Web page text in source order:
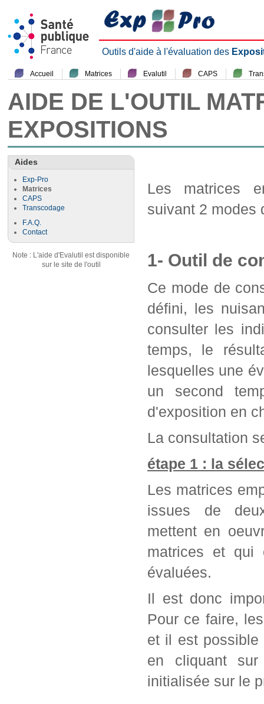
Outils d'aide à l'évaluation des
Accueil Matrices Evalutil CAPS
AIDE DE L'OUTIL
EXPOSITIONS
Aides
Exp-Pro
Matrices
CAPS
Transcodage
F.A.Q.
Contact
Note : L'aide d'Evalutil est disponible
sur le site de l'outil
Les matrices
suivant 2 modes
1- Outil de
Ce mode de
défini, les
consulter les
temps, le
lesquelles une
un second
d'exposition en
La consultation
étape 1 : la
Les matrices
issues de
mettent en
matrices et qui
évaluées.
Il est donc
Pour ce faire,
et il est possible
en cliquant
initialisée sur le